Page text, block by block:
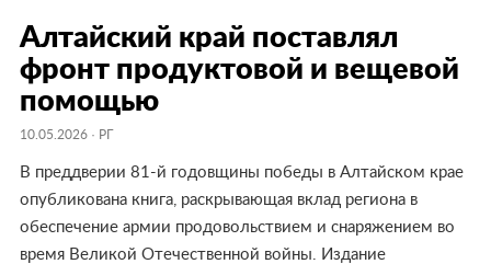
Алтайский край поставлял
фронт продуктовой и вещевой
помощью
10.05.2026 · РГ
В преддверии 81-й годовщины победы в Алтайском крае
опубликована книга, раскрывающая вклад региона в
обеспечение армии продовольствием и снаряжением во
время Великой Отечественной войны. Издание